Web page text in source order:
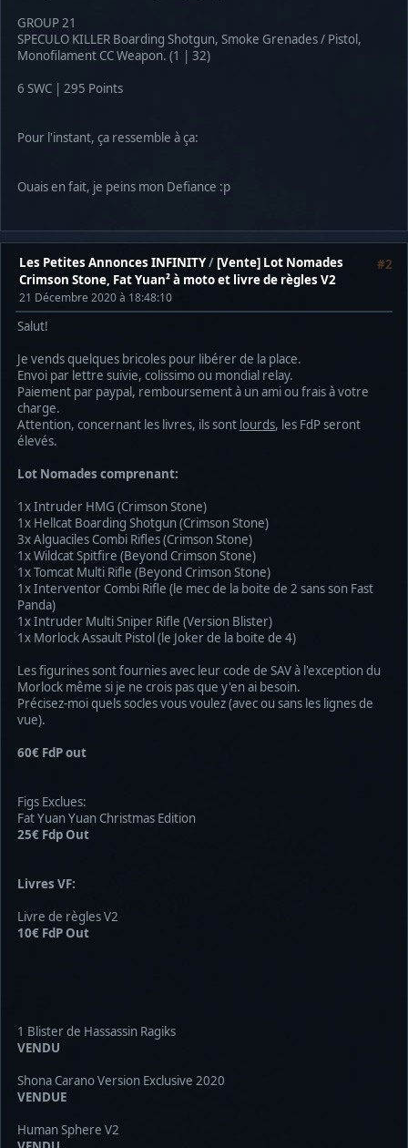
GROUP 21
SPECULO KILLER Boarding Shotgun, Smoke Grenades / Pistol,
Monofilament CC Weapon. (1 | 32)
6 SWC | 295 Points
Pour l'instant, ça ressemble à ça:
Ouais en fait, je peins mon Defiance :p
#2
Les Petites Annonces INFINITY/ [Vente] Lot Nomades
Crimson Stone, Fat Yuan² à moto et livre de règles V2
21 Décembre 2020 à 18:48:10
Salut!
Je vends quelques bricoles pour libérer de la place.
Envoi par lettre suivie, colissimo ou mondial relay.
Paiement par paypal, remboursement à un ami ou frais à votre
charge.
Attention, concernant les livres, ils sont lourds, les FdP seront
élevés.
Lot Nomades comprenant:
1x Intruder HMG (Crimson Stone)
1x Hellcat Boarding Shotgun (Crimson Stone)
3x Alguaciles Combi Rifles (Crimson Stone)
1x Wildcat Spitfire (Beyond Crimson Stone)
1x Tomcat Multi Rifle (Beyond Crimson Stone)
1x Interventor Combi Rifle (le mec de la boite de 2 sans son Fast
Panda)
1x Intruder Multi Sniper Rifle (Version Blister)
1x Morlock Assault Pistol (le Joker de la boite de 4)
Les figurines sont fournies avec leur code de SAV à l'exception du
Morlock même si je ne crois pas que y'en ai besoin.
Précisez-moi quels socles vous voulez (avec ou sans les lignes de
vue).
60€ FdP out
Figs Exclues:
Fat Yuan Yuan Christmas Edition
25€ Fdp Out
Livres VF:
Livre de règles V2
10€ FdP Out
1 Blister de Hassassin Ragiks
VENDU
Shona Carano Version Exclusive 2020
VENDUE
Human Sphere V2